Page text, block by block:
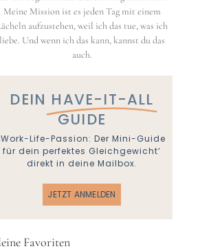
Meine Mission ist es jeden Tag mit einem
aufzustehen, weil ich das tue, was ich
liebe. Und wenn ich das kann, kannst du das
auch.
DEIN HAVE-IT-ALL
GUIDE
Life-Passion: Der Mini-Guide
für dein perfektes Gleichgewicht‘
direkt in deine Mailbox.
JETZT ANMELDEN
Favoriten